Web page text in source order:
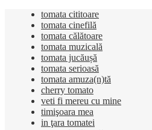
tomata cititoare
tomata cinefilă
tomata călătoare
tomata muzicală
tomata jucăușă
tomata serioasă
tomata amuza(n)tă
cherry tomato
veti fi mereu cu mine
timişoara mea
in ţara tomatei